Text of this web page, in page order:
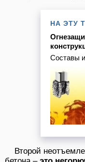
НА ЭТУ
Составы
Второй